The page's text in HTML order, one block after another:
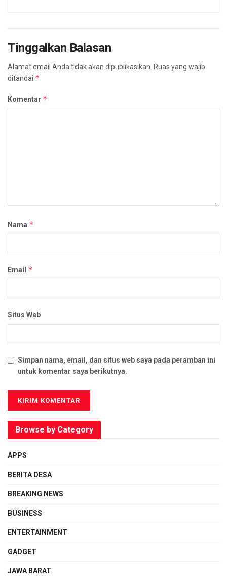
Tinggalkan Balasan
Alamat email Anda tidak akan dipublikasikan. Ruas yang wajib
ditandai *
Komentar *
Nama *
Email *
Situs Web
Simpan nama, email, dan situs web saya pada peramban ini
untuk komentar saya berikutnya.
Browse by Category
APPS
BERITA DESA
BREAKING NEWS
BUSINESS
ENTERTAINMENT
GADGET
JAWA BARAT